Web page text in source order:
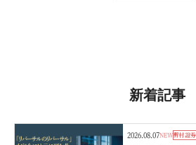
新着記事
2026.08.07NEW野村證